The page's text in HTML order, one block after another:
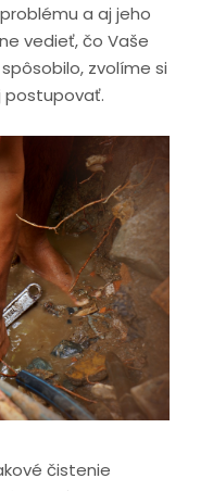
a aj jeho
vedieť, čo Vaše
zvolíme si
postupovať.
čistenie